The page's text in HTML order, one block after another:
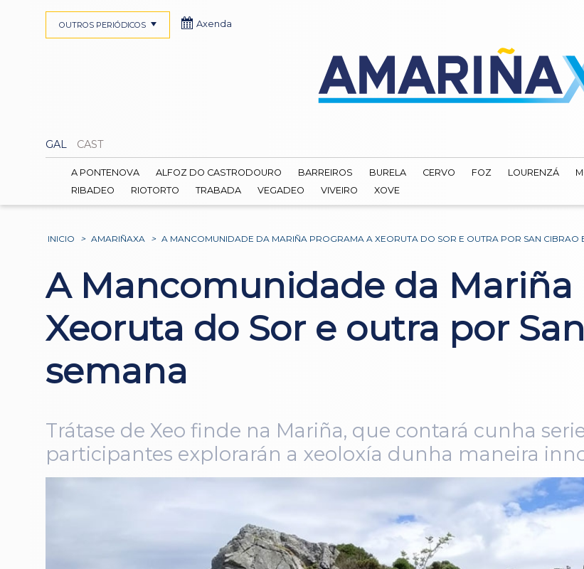
GAL CAST
OUTROS PERIÓDICOS Axenda
A PONTENOVA ALFOZ DO CASTRODOURO BARREIROS BURELA CERVO FOZ LOURENZÁ
RIBADEO
RIOTORTO TRABADA VEGADEO VIVEIRO XOVE
INICIO > AMARIÑAXA > A MANCOMUNIDADE DA MARIÑA PROGRAMA A XEORUTA DO SOR E OUTRA POR SAN CIBRAO
A Mancomunidade da Mariña
Xeoruta do Sor e outra por
semana
Trátase de Xeo finde na Mariña, que contará cunha
participantes explorarán a xeoloxía dunha maneira